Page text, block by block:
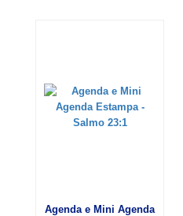
Agenda e Mini Agenda